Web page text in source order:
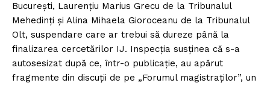
București, Laurențiu Marius Grecu de la Tribunalul
Mehedinți și Alina Mihaela Gioroceanu de la Tribunalul
Olt, suspendare care ar trebui să dureze până la
finalizarea cercetărilor IJ. Inspecția susținea că s-a
autosesizat după ce, într-o publicație, au apărut
fragmente din discuții de pe „Forumul magistraților”, un